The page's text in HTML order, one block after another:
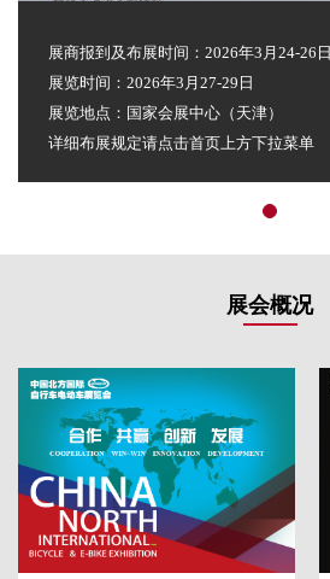
展商报到及布展时间：2026年3月24-26日
展览时间：2026年3月27-29日
展览地点：国家会展中心（天津）
详细布展规定请点击首页上方下拉菜单
展会概况